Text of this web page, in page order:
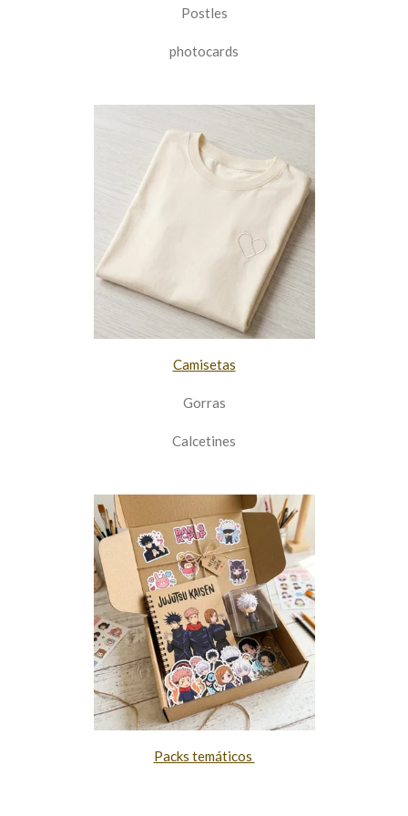
Postles
photocards
Camisetas
Gorras
Calcetines
Packs temáticos